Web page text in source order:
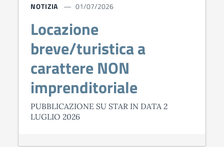
NOTIZIA 01/07/2026
Locazione
breve/turistica a
carattere NON
imprenditoriale
PUBBLICAZIONE SU STAR IN DATA 2
LUGLIO 2026